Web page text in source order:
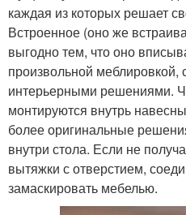
каждая из которых решает
Встроенное (оно же
выгодно тем, что оно
произвольной меблировкой,
интерьерными решениями.
монтируются внутрь
более оригинальные
внутри стола. Если не
вытяжки с отверстием,
замаскировать мебелью.